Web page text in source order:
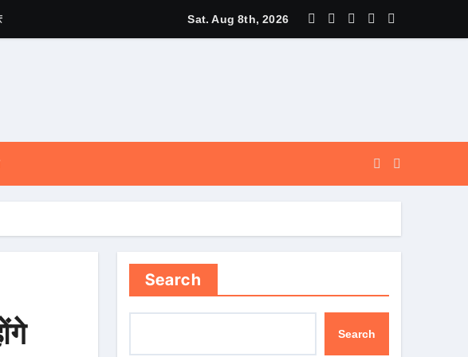
के अंतिम व्यक्ति तक पहुंचेगा: मुख्यमंत्री धामी
निर्देश
Sat. Aug 8th, 2026
Search
Search